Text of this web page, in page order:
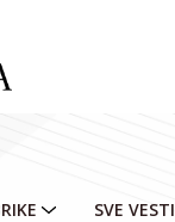
SVE VESTI